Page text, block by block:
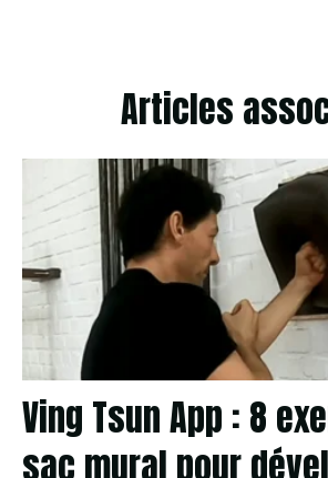
Articles
Ving Tsun App : 8
sac mural pour